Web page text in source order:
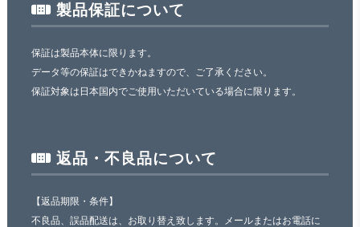
製品保証について
保証は製品本体に限ります。
データ等の保証はできかねますので、ご了承ください。
保証対象は日本国内でご使用いただいている場合に限ります。
返品・不良品について
【返品期限・条件】
不良品、誤品配送は、お取り替え致します。メールまたはお電話に